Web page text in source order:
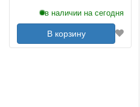
в наличии на сегодня
В корзину